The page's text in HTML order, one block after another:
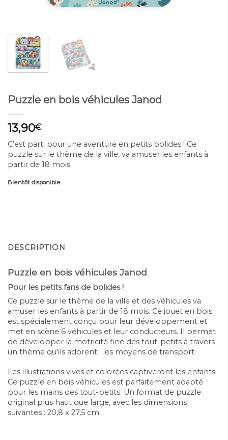
Puzzle en bois véhicules Janod
13,90€
C’est parti pour une aventure en petits bolides ! Ce
puzzle sur le thème de la ville, va amuser les enfants à
partir de 18 mois.
Bientôt disponible
DESCRIPTION
Puzzle en bois véhicules Janod
Pour les petits fans de bolides !
Ce puzzle sur le thème de la ville et des véhicules va
amuser les enfants à partir de 18 mois. Ce jouet en bois
est spécialement conçu pour leur développement et
met en scène 6 véhicules et leur conducteurs. Il permet
de développer la motricité fine des tout-petits à travers
un thème qu’ils adorent : les moyens de transport.
Les illustrations vives et colorées captiveront les enfants.
Ce puzzle en bois véhicules est parfaitement adapté
pour les mains des tout-petits. Un format de puzzle
original plus haut que large, avec les dimensions
suivantes : 20,8 x 27,5 cm